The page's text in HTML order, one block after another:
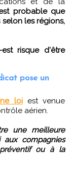
probable que
les régions,
risque d'être
pose un
loiest venue
aérien.
une meilleure
aux compagnies
ou à la